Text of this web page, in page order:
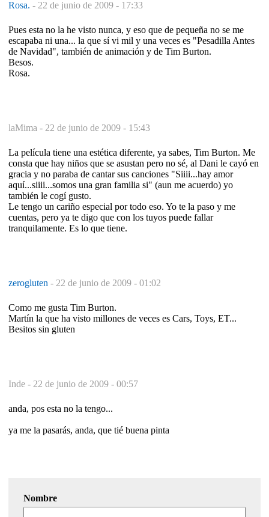
Rosa. - 22 de junio de 2009 - 17:33
Pues esta no la he visto nunca, y eso que de pequeña no se me
escapaba ni una... la que sí vi mil y una veces es "Pesadilla Antes
de Navidad", también de animación y de Tim Burton.
Besos.
Rosa.
laMima - 22 de junio de 2009 - 15:43
La película tiene una estética diferente, ya sabes, Tim Burton. Me
consta que hay niños que se asustan pero no sé, al Dani le cayó en
gracia y no paraba de cantar sus canciones "Siiii...hay amor
aquí...siiii...somos una gran familia si" (aun me acuerdo) yo
también le cogí gusto.
Le tengo un cariño especial por todo eso. Yo te la paso y me
cuentas, pero ya te digo que con los tuyos puede fallar
tranquilamente. Es lo que tiene.
zerogluten - 22 de junio de 2009 - 01:02
Como me gusta Tim Burton.
Martín la que ha visto millones de veces es Cars, Toys, ET...
Besitos sin gluten
Inde - 22 de junio de 2009 - 00:57
anda, pos esta no la tengo...
ya me la pasarás, anda, que tié buena pinta
Nombre